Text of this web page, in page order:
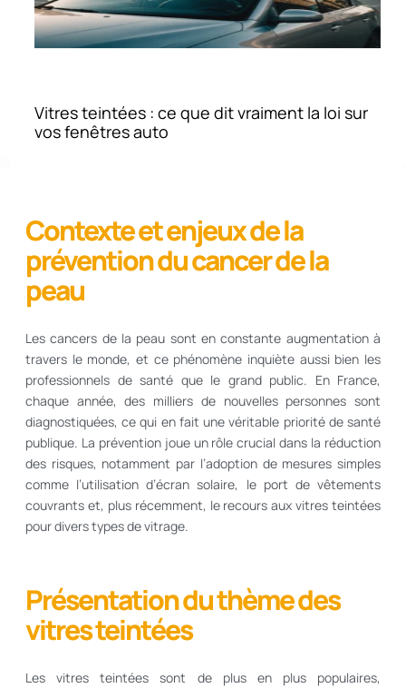
Contexte et enjeux de la
prévention du cancer de la
peau
Les cancers de la peau sont en constante augmentation à
travers le monde, et ce phénomène inquiète aussi bien les
professionnels de santé que le grand public. En France,
chaque année, des milliers de nouvelles personnes sont
diagnostiquées, ce qui en fait une véritable priorité de santé
publique. La prévention joue un rôle crucial dans la réduction
des risques, notamment par l’adoption de mesures simples
comme l’utilisation d’écran solaire, le port de vêtements
couvrants et, plus récemment, le recours aux vitres teintées
pour divers types de vitrage.
Présentation du thème des
vitres teintées
Les vitres teintées sont de plus en plus populaires,
Vitres teintées : ce que dit vraiment la loi sur
vos fenêtres auto